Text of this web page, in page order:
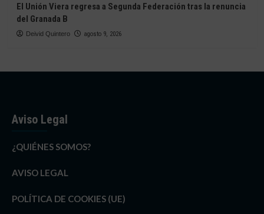
El Unión Viera regresa a Segunda Federación tras la renuncia
del Granada B
Deivid Quintero agosto 9, 2026
Aviso Legal
¿QUIÉNES SOMOS?
AVISO LEGAL
POLÍTICA DE COOKIES (UE)